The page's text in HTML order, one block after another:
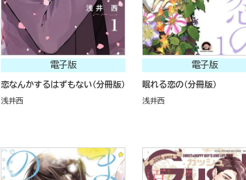
電子版
恋なんかするはずもない（分冊版）
浅井西
電子版
眠れる恋の（分冊版）
浅井西